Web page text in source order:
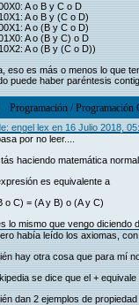
A o B y C o D
A o B y (C o D)
A o (B y C o D)
A o (B y C) o D
A o (B y (C o D))
eso es más o menos lo que
puede haber paréntesis
Programación/Programación
engel lex en 16 Julio 2018,
por no leer....
haciendo matemática
es equivalente a
o C) = (A y B) o (A y C)
lo mismo que vengo diciendo
había leído los axiomas,
hay otra cosa que para mí
se dice que el +
dan 2 ejemplos de